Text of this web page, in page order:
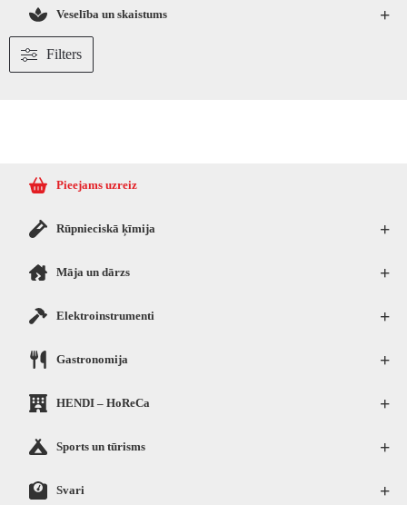
+
Veselība un skaistums
Filters
Pieejams uzreiz
+
Rūpnieciskā ķīmija
+
Māja un dārzs
+
Elektroinstrumenti
+
Gastronomija
+
HENDI – HoReCa
+
Sports un tūrisms
+
Svari